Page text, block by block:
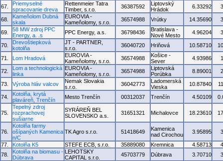
67.
Priemyselné
spracovanie dreva
Rettenmeier Tatra
Timber, s.r.o.
36387592
Liptovský
Hrádok
6.33292
68.
Kameňolom Dubná
skala
EUROVIA -
Kameňolomy, s.r.o.
36574988 Vrútky 14.35690
69.
58 MW zdroj PPC
Energy, a. .s
PPC Energy, a.s. 36798436
Bratislava -
Nové Mesto
4.96204
70.
Drevoštiepková
kotolňa
JT - PARTNER,
s.r.o.
36040720 Hriňová 10.58710
71. Lom Hradová
EUROVIA -
Kameňolomy, s.r.o.
36574988
Košice -
Sever
4.93986
72.
Lom a technologická
linka
EUROVIA -
Kameňolomy, s.r.o.
36574988
Liptovská
Porúbka
8.89001
73. Výroba hláv valcov
Nemak Slovakia
s.r.o.
36042773
Ladomerská
Vieska
10.87840
74.
Kotolňa, krytá
plaváreň, Trenčín
Mesto Trenčín 00312037 Trenčín 4.50109
75.
Tepelný zdroj
rozprachovej
sušiarne
SYRÁREŇ BEL
SLOVENSKO a.s.
31651321 Michalovce 18.23610
76.
Kotolňa farmy
ošípaných Kamenica
n/C
TK Agro s.r.o. 51418649
Kamenica
nad Cirochou
3.95895
77. Kotolňa K5 STEFE ECB, s.r.o. 35889080 Kremnica 4.58713
78.
Kotolňa na biomasu -
Dúbrava
LEHOTSKY
CAPITAL s.r.o.
45703779 Dúbrava 3.70710